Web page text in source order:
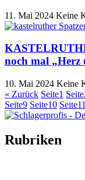
11. Mai 2024 Keine
noch mal „Herz
10. Mai 2024 Keine
« Zurück Seite1 Seite
Seite9 Seite10 Seite11
Rubriken